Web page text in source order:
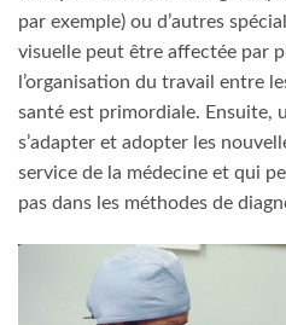
par exemple) ou d’autres
visuelle peut être affectée par
l’organisation du travail entre
santé est primordiale. Ensuite,
s’adapter et adopter les
service de la médecine et qui
pas dans les méthodes de